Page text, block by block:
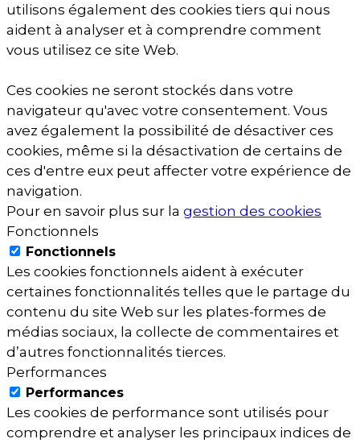
utilisons également des cookies tiers qui nous
aident à analyser et à comprendre comment
vous utilisez ce site Web.
Ces cookies ne seront stockés dans votre
navigateur qu'avec votre consentement. Vous
avez également la possibilité de désactiver ces
cookies, même si la désactivation de certains de
ces d'entre eux peut affecter votre expérience de
navigation.
Pour en savoir plus sur la gestion des cookies
Fonctionnels
Fonctionnels
Les cookies fonctionnels aident à exécuter
certaines fonctionnalités telles que le partage du
contenu du site Web sur les plates-formes de
médias sociaux, la collecte de commentaires et
d’autres fonctionnalités tierces.
Performances
Performances
Les cookies de performance sont utilisés pour
comprendre et analyser les principaux indices de